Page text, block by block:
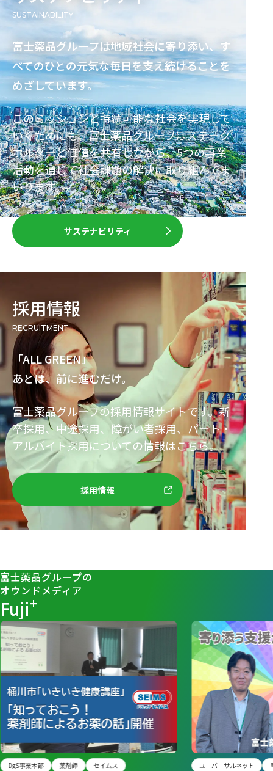
sustainability
富士薬品グループは地域社会に寄り添い、す
べてのひとの元気な毎日を支え続けることを
めざしています。
このミッションと持続可能な社会を実現して
いくためにも、富士薬品グループはステーク
ホルダーと価値を共有しながら、5つの事業
活動を通じて社会課題の解決に取り組んでま
いります。
サステナビリティ
採用情報
recruitment
「ALL GREEN」
あとは、前に進むだけ。
富士薬品グループの採用情報サイトです。新
卒採用、中途採用、障がい者採用、パート・
アルバイト採用についての情報はこちら。
採用情報
富士薬品グループの
オウンドメディア
Fuji+
DgS事業本部 薬剤師 セイムス ユニバーサルネット